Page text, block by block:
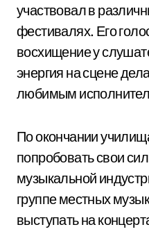
участвовал в
фестивалях. Его
восхищение у
энергия на сцене
любимым
По окончании
попробовать свои
музыкальной
группе местных
выступать на